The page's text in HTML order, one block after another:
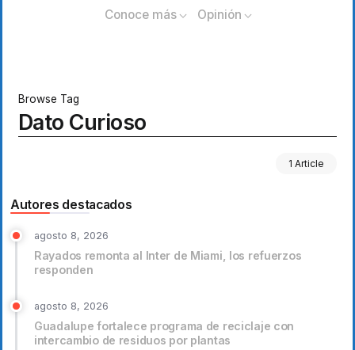
Conoce más
Opinión
Browse Tag
Dato Curioso
1 Article
Autores destacados
agosto 8, 2026
Rayados remonta al Inter de Miami, los refuerzos
responden
agosto 8, 2026
Guadalupe fortalece programa de reciclaje con
intercambio de residuos por plantas